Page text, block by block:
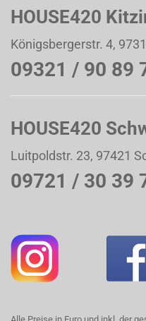
HOUSE420
Königsbergerstr. 4,
09321 / 90 89
HOUSE420
Luitpoldstr. 23, 97421
09721 / 30 39